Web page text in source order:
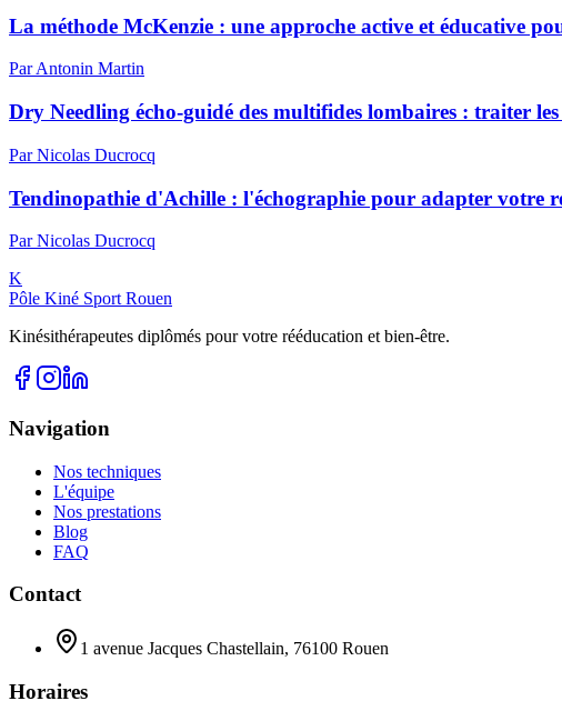
La méthode McKenzie : une approche active et éducative
ParAntonin Martin
Dry Needling écho-guidé des multifides lombaires : traiter
ParNicolas Ducrocq
Tendinopathie d'Achille : l'échographie pour adapter votre
ParNicolas Ducrocq
K
Pôle Kiné Sport Rouen
Kinésithérapeutes diplômés pour votre rééducation et bien-être.
Navigation
Nos techniques
L'équipe
Nos prestations
Blog
FAQ
Contact
1 avenue Jacques Chastellain, 76100 Rouen
Horaires